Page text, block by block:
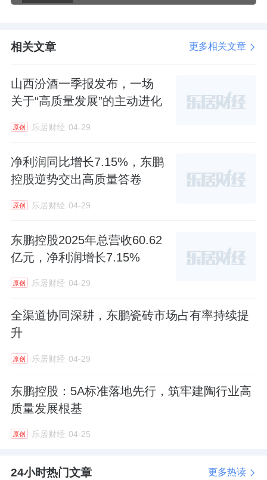
以上产品风险等级为： 中（此为管理人评级，
来源：有连云
相关文章 更多相关文章
山西汾酒一季报发布，一场
关于“高质量发展”的主动进化
原创 乐居财经 04-29
净利润同比增长7.15%，东鹏
控股逆势交出高质量答卷
原创 乐居财经 04-29
东鹏控股2025年总营收60.62
亿元，净利润增长7.15%
原创 乐居财经 04-29
全渠道协同深耕，东鹏瓷砖市场占有率持续提
升
原创 乐居财经 04-29
东鹏控股：5A标准落地先行，筑牢建陶行业高
质量发展根基
原创 乐居财经 04-25
24小时热门文章 更多热读